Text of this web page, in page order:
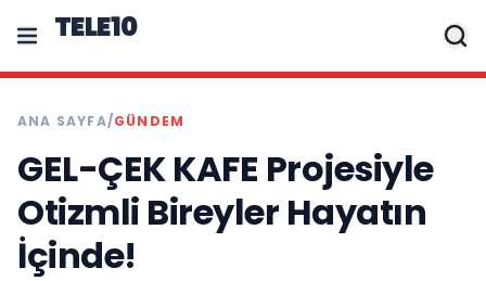
TELE10
ANA SAYFA/GÜNDEM
GEL-ÇEK KAFE Projesiyle
Otizmli Bireyler Hayatın
İçinde!